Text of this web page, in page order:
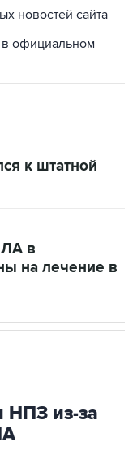
новостей сайта
в официальном
к штатной
в
на лечение в
НПЗ из-за